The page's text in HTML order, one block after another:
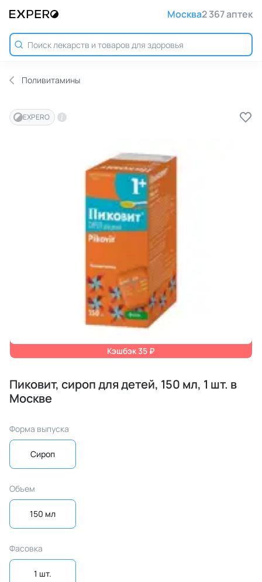
Москва2 367 аптек
Поливитамины
EXPERO
Кэшбэк 35 ₽
Пиковит, сироп для детей, 150 мл, 1 шт. в
Москве
Форма выпуска
Сироп
Объем
150 мл
Фасовка
1 шт.